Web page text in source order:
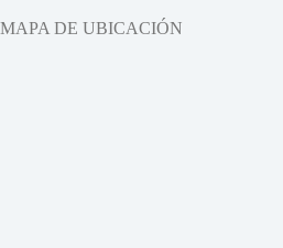
MAPA DE UBICACIÓN